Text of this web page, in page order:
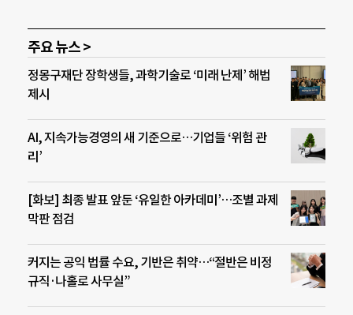
주요 뉴스 >
정몽구재단 장학생들, 과학기술로 ‘미래 난제’ 해법
제시
AI, 지속가능경영의 새 기준으로…기업들 ‘위험 관
리’
[화보] 최종 발표 앞둔 ‘유일한 아카데미’…조별 과제
막판 점검
커지는 공익 법률 수요, 기반은 취약…“절반은 비정
규직·나홀로 사무실”